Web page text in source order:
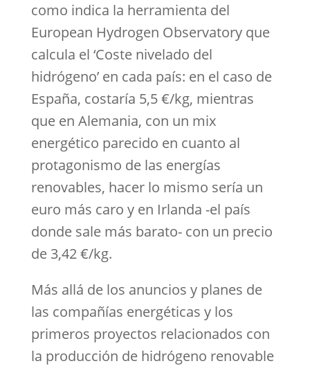
como indica la herramienta del
European Hydrogen Observatory que
calcula el ‘Coste nivelado del
hidrógeno’ en cada país: en el caso de
España, costaría 5,5 €/kg, mientras
que en Alemania, con un mix
energético parecido en cuanto al
protagonismo de las energías
renovables, hacer lo mismo sería un
euro más caro y en Irlanda -el país
donde sale más barato- con un precio
de 3,42 €/kg.
Más allá de los anuncios y planes de
las compañías energéticas y los
primeros proyectos relacionados con
la producción de hidrógeno renovable